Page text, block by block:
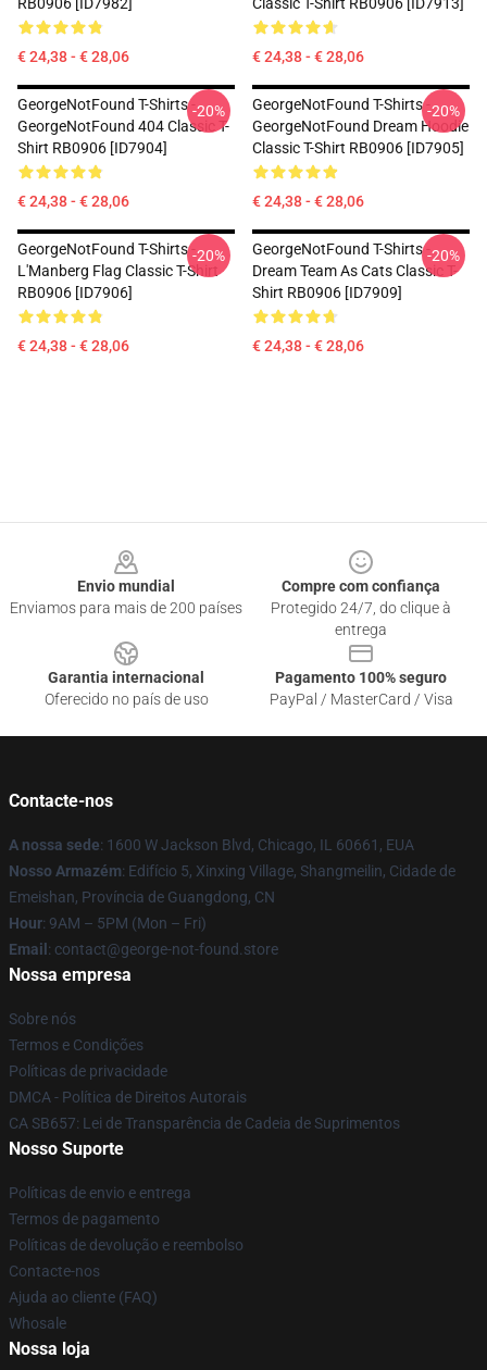
€ 24,38 - € 28,06 € 24,38 - € 28,06
GeorgeNotFound T-Shirts -
GeorgeNotFound 404 Classic T-
Shirt RB0906 [ID7904]
€ 24,38 - € 28,06
-20%
GeorgeNotFound T-Shirts -
GeorgeNotFound Dream Hoodie
Classic T-Shirt RB0906 [ID7905]
€ 24,38 - € 28,06
-20%
GeorgeNotFound T-Shirts -
L'Manberg Flag Classic T-Shirt
RB0906 [ID7906]
€ 24,38 - € 28,06
-20%
GeorgeNotFound T-Shirts -
Dream Team As Cats Classic T-
Shirt RB0906 [ID7909]
€ 24,38 - € 28,06
-20%
Envio mundial
Enviamos para mais de 200 países
Compre com confiança
Protegido 24/7, do clique à
entrega
Garantia internacional
Oferecido no país de uso
Pagamento 100% seguro
PayPal / MasterCard / Visa
Contacte-nos
A nossa sede: 1600 W Jackson Blvd, Chicago, IL 60661, EUA
Nosso Armazém: Edifício 5, Xinxing Village, Shangmeilin, Cidade de
Emeishan, Província de Guangdong, CN
Hour: 9AM – 5PM (Mon – Fri)
Email : contact@george-not-found.store
Nossa empresa
Sobre nós
Termos e Condições
Políticas de privacidade
DMCA - Política de Direitos Autorais
CA SB657: Lei de Transparência de Cadeia de Suprimentos
Nosso Suporte
Políticas de envio e entrega
Termos de pagamento
Políticas de devolução e reembolso
Contacte-nos
Ajuda ao cliente (FAQ)
Whosale
Nossa loja